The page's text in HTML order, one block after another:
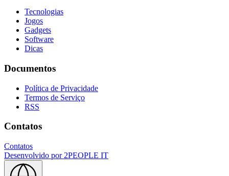
Tecnologias
Jogos
Gadgets
Software
Dicas
Documentos
Política de Privacidade
Termos de Serviço
RSS
Contatos
Contatos
Desenvolvido por2PEOPLE IT